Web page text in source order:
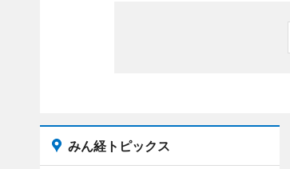
みん経トピックス